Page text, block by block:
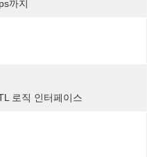
까지
로직 인터페이스